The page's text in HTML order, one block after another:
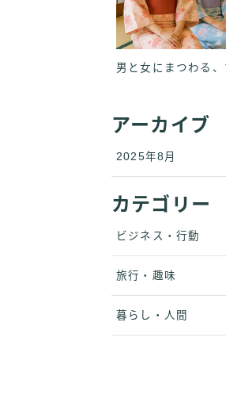
男と女にまつわる
アーカイブ
2025年8月
カテゴリー
ビジネス・行動
旅行・趣味
暮らし・人間